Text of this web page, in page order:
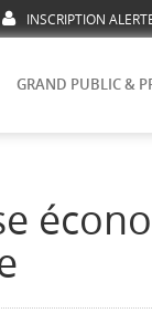
INSCRIPTION
GRAND PUBLIC &